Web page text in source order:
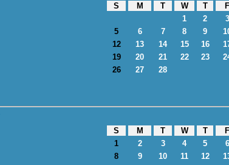
S M T W T F
1
2 3
5
6 7 8 9
12
13 14 15 16
19
20 21 22 23
26
27 28
S M T W T F
1
2 3 4 5 6
8
9 10 11 12